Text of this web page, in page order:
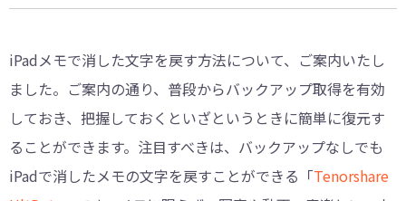
iPadメモで消した文字を戻す方法について、ご案内いたし
ました。ご案内の通り、普段からバックアップ取得を有効
しておき、把握しておくといざというときに簡単に復元す
ることができます。注目すべきは、バックアップなしでも
iPadで消したメモの文字を戻すことができる「Tenorshare